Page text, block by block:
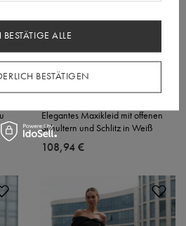
Elegantes Maxikleid mit offenen
Schultern und Schlitz in Weiß
108,94 €
BESTÄTIGEN
BESTÄTIGE ALLE